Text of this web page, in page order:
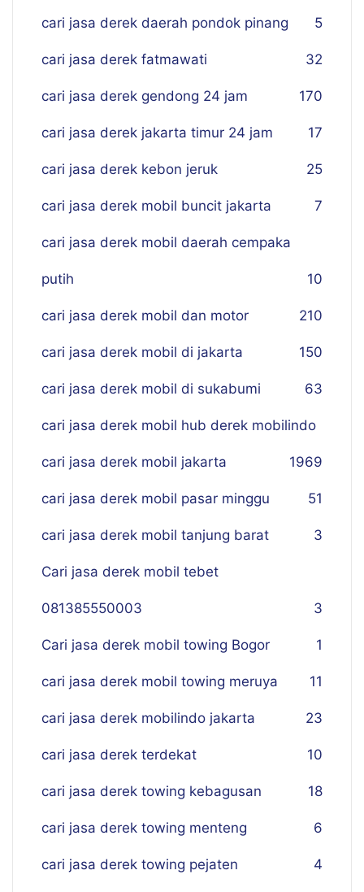
cari jasa derek daerah pondok pinang 5
cari jasa derek fatmawati 32
cari jasa derek gendong 24 jam 170
cari jasa derek jakarta timur 24 jam 17
cari jasa derek kebon jeruk 25
cari jasa derek mobil buncit jakarta 7
cari jasa derek mobil daerah cempaka
putih 10
cari jasa derek mobil dan motor 210
cari jasa derek mobil di jakarta 150
cari jasa derek mobil di sukabumi 63
cari jasa derek mobil hub derek mobilindo
69
cari jasa derek mobil jakarta 19
cari jasa derek mobil pasar minggu 51
cari jasa derek mobil tanjung barat 3
Cari jasa derek mobil tebet
081385550003 3
Cari jasa derek mobil towing Bogor 1
cari jasa derek mobil towing meruya 11
cari jasa derek mobilindo jakarta 23
cari jasa derek terdekat 10
cari jasa derek towing kebagusan 18
cari jasa derek towing menteng 6
cari jasa derek towing pejaten 4